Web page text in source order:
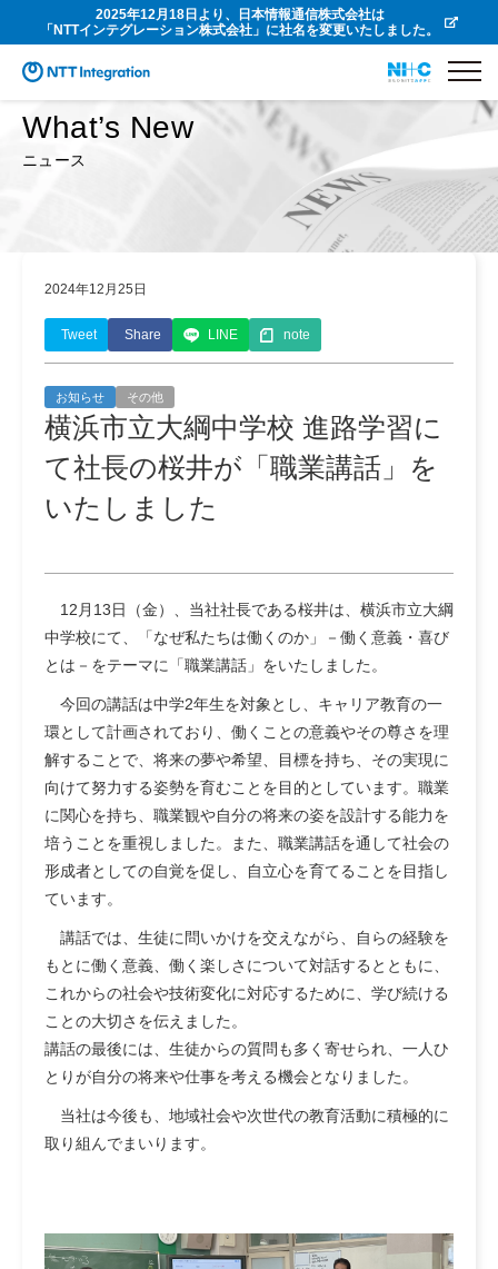
2025年12月18日より、日本情報通信株式会社は
「NTTインテグレーション株式会社」に社名を変更いたしました。
What’s New
ニュース
2024年12月25日
Tweet Share LINE note
お知らせ その他
横浜市立大綱中学校 進路学習に
て社長の桜井が「職業講話」を
いたしました
12月13日（金）、当社社長である桜井は、横浜市立大綱
中学校にて、「なぜ私たちは働くのか」－働く意義・喜び
とは－をテーマに「職業講話」をいたしました。
今回の講話は中学2年生を対象とし、キャリア教育の一
環として計画されており、働くことの意義やその尊さを理
解することで、将来の夢や希望、目標を持ち、その実現に
向けて努力する姿勢を育むことを目的としています。職業
に関心を持ち、職業観や自分の将来の姿を設計する能力を
培うことを重視しました。また、職業講話を通して社会の
形成者としての自覚を促し、自立心を育てることを目指し
ています。
講話では、生徒に問いかけを交えながら、自らの経験を
もとに働く意義、働く楽しさについて対話するとともに、
これからの社会や技術変化に対応するために、学び続ける
ことの大切さを伝えました。
講話の最後には、生徒からの質問も多く寄せられ、一人ひ
とりが自分の将来や仕事を考える機会となりました。
当社は今後も、地域社会や次世代の教育活動に積極的に
取り組んでまいります。